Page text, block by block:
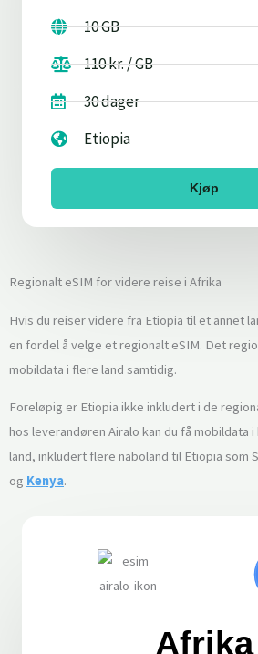
10 GB
110 kr. / GB
30 dager
Etiopia
Kjøp
Regionalt eSIM for videre reise i Afrika
Hvis du reiser videre fra Etiopia til et annet
en fordel å velge et regionalt eSIM. Det
mobildata i flere land samtidig.
Foreløpig er Etiopia ikke inkludert i de
hos leverandøren Airalo kan du få mobildata
land, inkludert flere naboland til Etiopia som
og Kenya.
Afrika